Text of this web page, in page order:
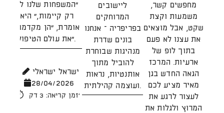
מחפשים קשר,
משמעות וקצת
שקט, אבל מוצאים
את עצנו לא פעם
בתוך לופ של
ארעיות. המרכז
הגאה החדש בגן
מאיר מציע לכם
לעצור לרגע את
המרוץ ולגלות את
ליישובים
המרוחקים
בפריפריה – אנחנו
בונים שדרת
מנהיגות שבוחרת
להוביל מתוך
אותנטיות, נראות
ועוצמה קהילתית.
"המשפחות שלנו לא
רק קיימות," היא
אומרת, "הן מקדמות
את עולם הטיפול".
ישראל ישראלי
28/04/2026
זמן קריאה: 3 דק'